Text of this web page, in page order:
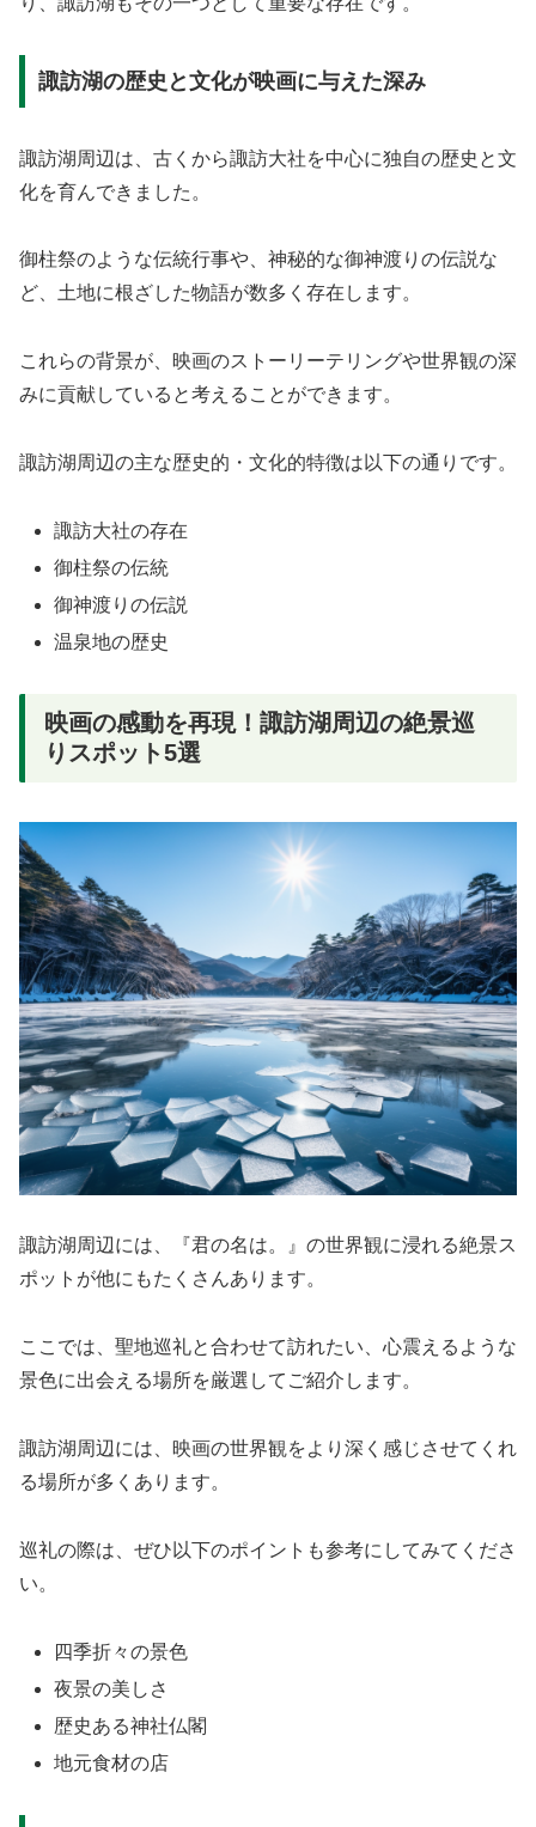
諏訪湖の歴史と文化が映画に与えた深み
諏訪湖周辺は、古くから諏訪大社を中心に独自の歴史と文
化を育んできました。
御柱祭のような伝統行事や、神秘的な御神渡りの伝説な
ど、土地に根ざした物語が数多く存在します。
これらの背景が、映画のストーリーテリングや世界観の深
みに貢献していると考えることができます。
諏訪湖周辺の主な歴史的・文化的特徴は以下の通りです。
諏訪大社の存在
御柱祭の伝統
御神渡りの伝説
温泉地の歴史
映画の感動を再現！諏訪湖周辺の絶景巡
りスポット5選
諏訪湖周辺には、『君の名は。』の世界観に浸れる絶景ス
ポットが他にもたくさんあります。
ここでは、聖地巡礼と合わせて訪れたい、心震えるような
景色に出会える場所を厳選してご紹介します。
諏訪湖周辺には、映画の世界観をより深く感じさせてくれ
る場所が多くあります。
巡礼の際は、ぜひ以下のポイントも参考にしてみてくださ
い。
四季折々の景色
夜景の美しさ
歴史ある神社仏閣
地元食材の店